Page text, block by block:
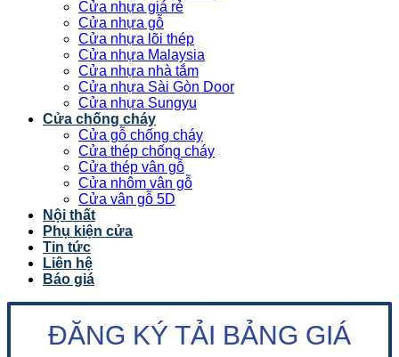
Cửa nhựa giá rẻ
Cửa nhựa gỗ
Cửa nhựa lõi thép
Cửa nhựa Malaysia
Cửa nhựa nhà tắm
Cửa nhựa Sài Gòn Door
Cửa nhựa Sungyu
Cửa chống cháy
Cửa gỗ chống cháy
Cửa thép chống cháy
Cửa thép vân gỗ
Cửa nhôm vân gỗ
Cửa vân gỗ 5D
Nội thất
Phụ kiện cửa
Tin tức
Liên hệ
Báo giá
ĐĂNG KÝ TẢI BẢNG GIÁ